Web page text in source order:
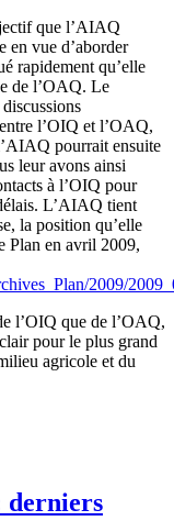
que l’AIAQ
en vue d’aborder
rapidement qu’elle
de l’OAQ. Le
l’OIQ et l’OAQ,
pourrait ensuite
leur avons ainsi
à l’OIQ pour
L’AIAQ tient
la position qu’elle
Plan en avril 2009,
2009/
l’OIQ que de l’OAQ,
pour le plus grand
agricole et du
derniers